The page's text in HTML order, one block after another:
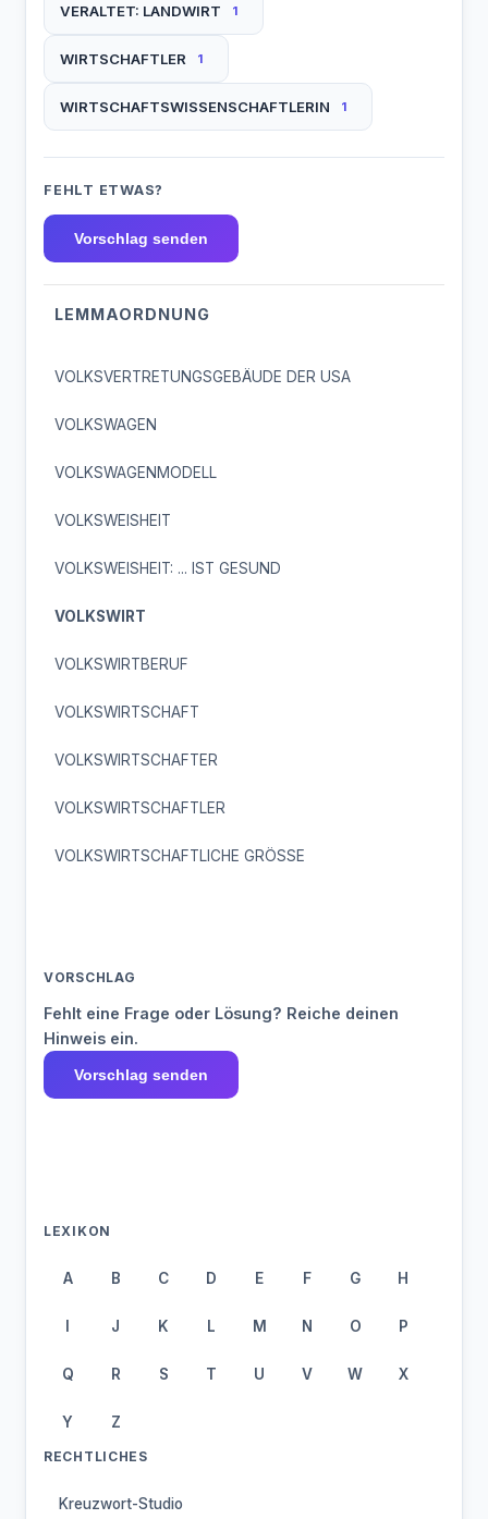
VERALTET: LANDWIRT 1
WIRTSCHAFTLER 1
WIRTSCHAFTSWISSENSCHAFTLERIN 1
FEHLT ETWAS?
Vorschlag senden
LEMMAORDNUNG
VOLKSVERTRETUNGSGEBÄUDE DER USA
VOLKSWAGEN
VOLKSWAGENMODELL
VOLKSWEISHEIT
VOLKSWEISHEIT: ... IST GESUND
VOLKSWIRT
VOLKSWIRTBERUF
VOLKSWIRTSCHAFT
VOLKSWIRTSCHAFTER
VOLKSWIRTSCHAFTLER
VOLKSWIRTSCHAFTLICHE GRÖSSE
VORSCHLAG
Fehlt eine Frage oder Lösung? Reiche deinen
Hinweis ein.
Vorschlag senden
LEXIKON
A B C D E F G H
I J K L M N O P
Q R S T U V W X
Y Z
RECHTLICHES
Kreuzwort-Studio